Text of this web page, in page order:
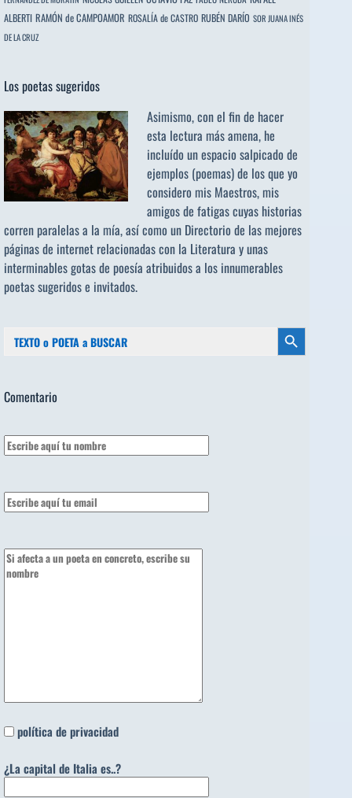
ALBERTI RAMÓN de CAMPOAMOR ROSALÍA de CASTRO RUBÉN DARÍO SOR JUANA INÉS
DE LA CRUZ
Los poetas sugeridos
Asimismo, con el fin de hacer
esta lectura más amena, he
incluído un espacio salpicado de
ejemplos (poemas) de los que yo
considero mis Maestros, mis
amigos de fatigas cuyas historias
corren paralelas a la mía, así como un Directorio de las mejores
páginas de internet relacionadas con la Literatura y unas
interminables gotas de poesía atribuidos a los innumerables
poetas sugeridose invitados.
Botón de búsqueda
Comentario
política de privacidad
¿La capital de Italia es..?